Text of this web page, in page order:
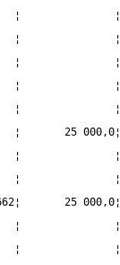
¦   ¦               ¦
¦   ¦               ¦
¦   ¦               ¦
¦   ¦               ¦
¦   ¦               ¦
¦       25 000,0¦
¦   ¦               ¦
¦   ¦               ¦
25 000,0¦
¦   ¦               ¦
¦   ¦               ¦